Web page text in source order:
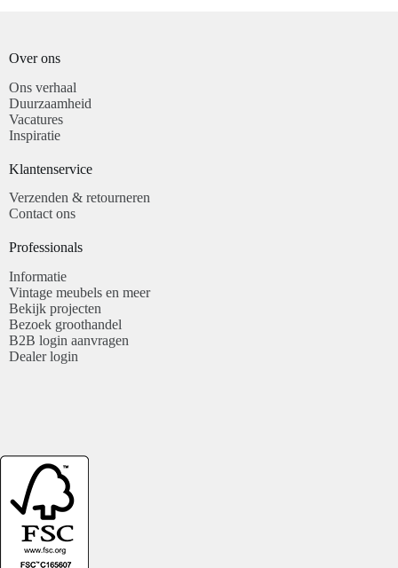
Over ons
Ons verhaal
Duurzaamheid
Vacatures
Inspiratie
Klantenservice​
Verzenden & retourneren
Contact ons
Professionals​
Informatie
Vintage meubels en meer
Bekijk projecten
Bezoek groothandel
B2B login aanvragen
Dealer login